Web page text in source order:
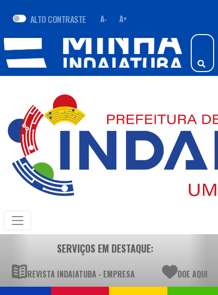
ALTO CONTRASTE A- A+
SERVIÇOS EM DESTAQUE:
REVISTA INDAIATUBA - EMPRESA DOE AQUI